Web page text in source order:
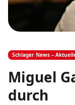
Schlager News –
Miguel
durch